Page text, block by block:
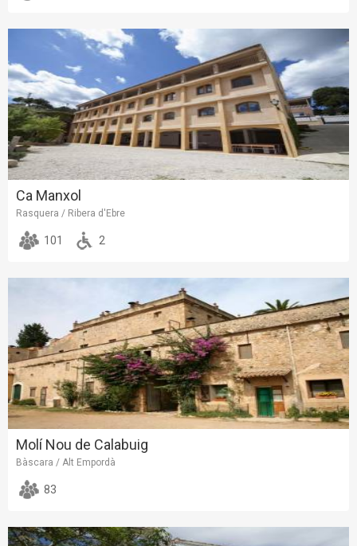
Ca Manxol
Rasquera / Ribera d'Ebre
101 2
Molí Nou de Calabuig
Bàscara / Alt Empordà
83